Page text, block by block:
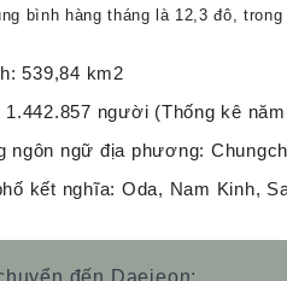
bình hàng tháng là 12,3 đô,
539,84 km2
1.442.857 người (Thống kê
ngôn ngữ địa phương:
kết nghĩa: Oda, Nam Kinh,
đến Daejeon: